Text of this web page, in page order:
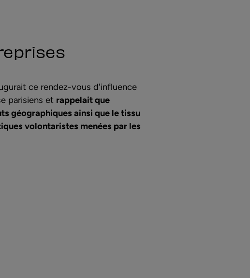
ce rendez-vous d'influence
parisiens et rappelait que
géographiques ainsi que le tissu
volontaristes menées par les